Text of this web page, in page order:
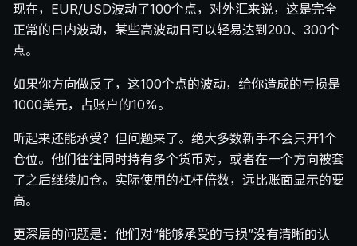
现在，EUR/USD波动了100个点，对外汇来说，这是完全
正常的日内波动，某些高波动日可以轻易达到200、300个
点。
如果你方向做反了，这100个点的波动，给你造成的亏损是
1000美元，占账户的10%。
听起来还能承受？但问题来了。绝大多数新手不会只开1个
仓位。他们往往同时持有多个货币对，或者在一个方向被套
了之后继续加仓。实际使用的杠杆倍数，远比账面显示的要
高。
更深层的问题是：他们对”能够承受的亏损”没有清晰的认